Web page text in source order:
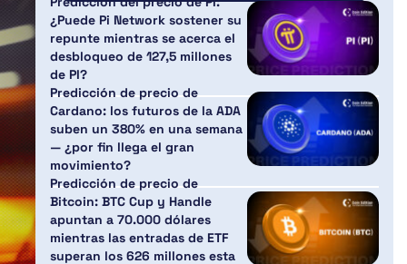
¿Puede Pi Network sostener su
repunte mientras se acerca el
desbloqueo de 127,5 millones
de PI?
Predicción de precio de
Cardano: los futuros de la ADA
suben un 380% en una semana
— ¿por fin llega el gran
movimiento?
Predicción de precio de
Bitcoin: BTC Cup y Handle
apuntan a 70.000 dólares
mientras las entradas de ETF
superan los 626 millones esta